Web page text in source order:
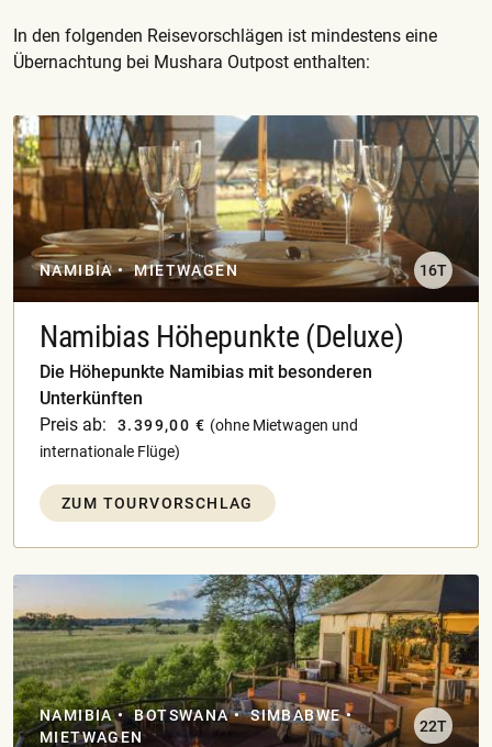
In den folgenden Reisevorschlägen ist mindestens eine
Übernachtung bei Mushara Outpost enthalten:
NAMIBIA MIETWAGEN 16T
Namibias Höhepunkte (Deluxe)
Die Höhepunkte Namibias mit besonderen
Unterkünften
Preis ab:
3.399,00 € (ohne Mietwagen und
internationale Flüge)
ZUM TOURVORSCHLAG
NAMIBIA BOTSWANA
SIMBABWE
MIETWAGEN
22T